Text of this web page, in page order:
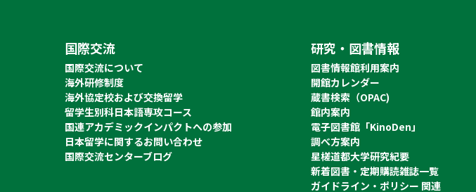
国際交流
国際交流について
海外研修制度
海外協定校および交換留学
留学生別科日本語専攻コース
国連アカデミックインパクトへの参加
日本留学に関するお問い合わせ
国際交流センターブログ
研究・図書情報
図書情報館利用案内
開館カレンダー
蔵書検索（OPAC)
館内案内
電子図書館「KinoDen」
調べ方案内
星槎道都大学研究紀要
新着図書・定期購読雑誌一覧
ガイドライン・ポリシー 関連